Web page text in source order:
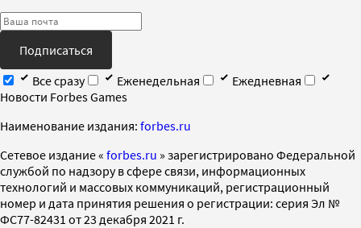
Подписаться
Все сразу
Еженедельная
Ежедневная
Новости Forbes Games
Наименование издания: forbes.ru
Cетевое издание « forbes.ru » зарегистрировано Федеральной
службой по надзору в сфере связи, информационных
технологий и массовых коммуникаций, регистрационный
номер и дата принятия решения о регистрации: серия Эл №
ФС77-82431 от 23 декабря 2021 г.